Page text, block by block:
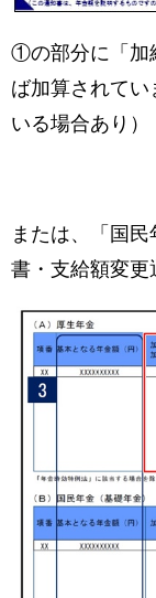
①の部分に「加
ば加算されて
いる場合あり）
または、「国
書・支給額変更